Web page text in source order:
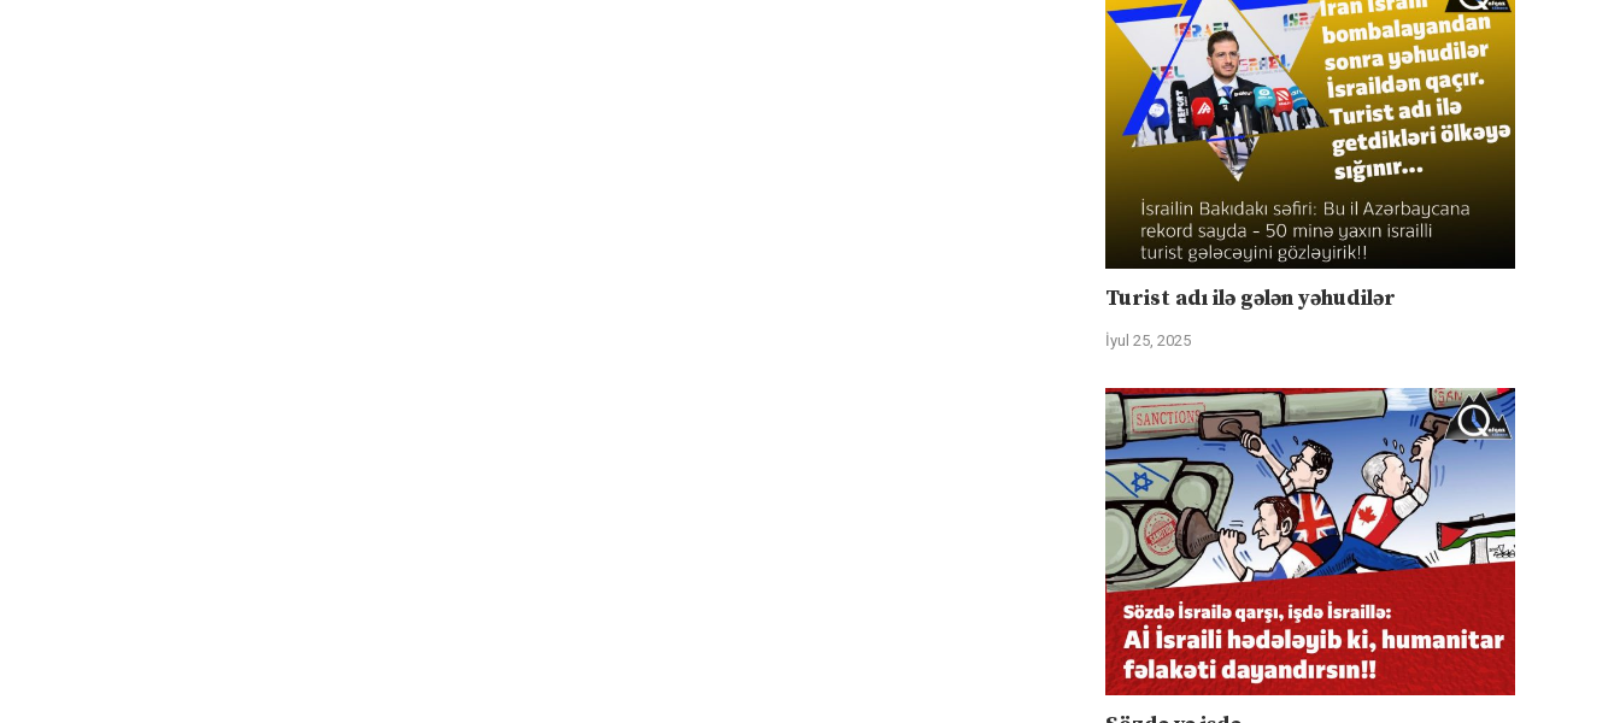
Turist adı ilə gələn yəhudilər
İyul 25, 2025